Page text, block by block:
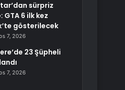
sürpriz
GTA 6 ilk kez
gösterilecek
7, 2026
23 Şüpheli
7, 2026